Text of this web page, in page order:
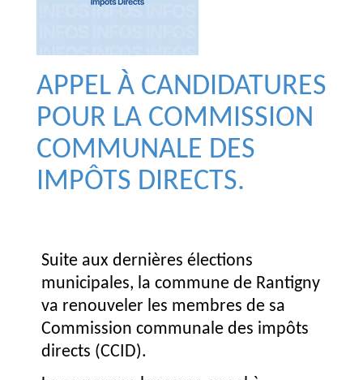
APPEL À CANDIDATURES
POUR LA COMMISSION
COMMUNALE DES
IMPÔTS DIRECTS.
Suite aux dernières élections
municipales, la commune de Rantigny
va renouveler les membres de sa
Commission communale des impôts
directs (CCID).